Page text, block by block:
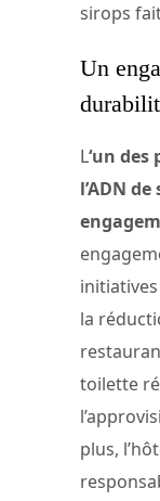
sirops
Un
L‘un
l’ADN
la
toilette
plus,